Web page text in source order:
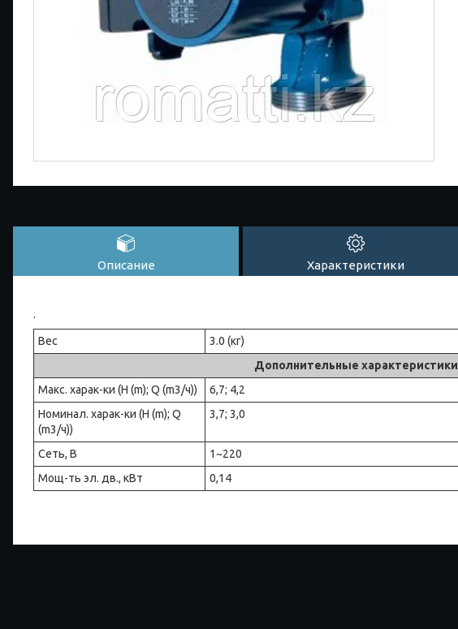
Описание Характеристики
.
Вес
3.0 (кг)
Дополнительные характеристики
Макс. харак-ки (H (m); Q (m3/ч))
6,7; 4,2
Номинал. харак-ки (H (m); Q
(m3/ч))
3,7; 3,0
Сеть, В
1~220
Мощ-ть эл. дв., кВт
0,14